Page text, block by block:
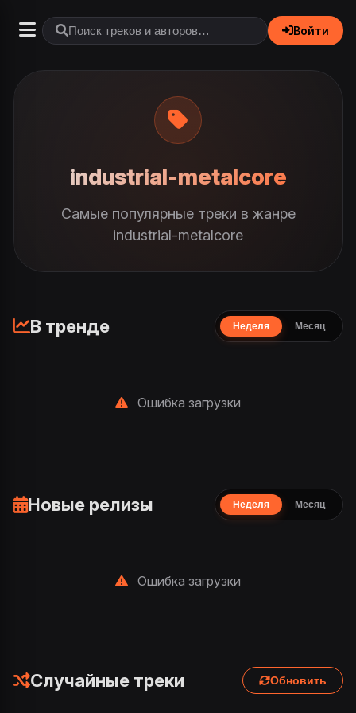
Войти
industrial-metalcore
Самые популярные треки в жанре
industrial-metalcore
В тренде Неделя Месяц
Ошибка загрузки
Новые релизы Неделя Месяц
Ошибка загрузки
Случайные треки Обновить